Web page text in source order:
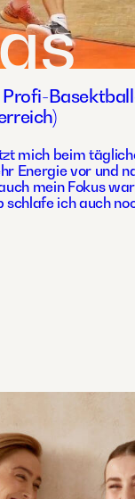
Profi-
mich beim
Energie vor und
mein Fokus
schlafe ich auch